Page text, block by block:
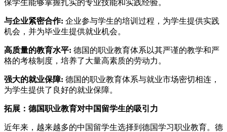
保学生能够掌握扎实的专业技能和实践经验。
与企业紧密合作: 企业参与学生的培训过程，为学生提供实践
机会，并为毕业生提供就业机会。
高质量的教育水平: 德国的职业教育体系以其严谨的教学和严
格的考核制度，培养了大量高素质的劳动力。
强大的就业保障: 德国的职业教育体系与就业市场密切相连，
为学生提供了良好的就业保障。
拓展：德国职业教育对中国留学生的吸引力
近年来，越来越多的中国留学生选择到德国学习职业教育。德